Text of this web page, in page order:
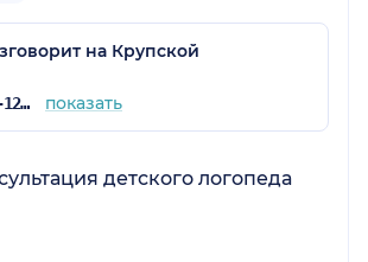
на Крупской
+7 (833) 279-12-71 показать
детского логопеда